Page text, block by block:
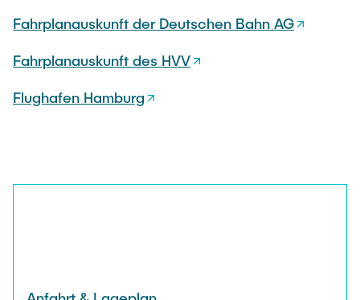
Fahrplanauskunft der Deutschen Bahn AG
Fahrplanauskunft des HVV
Flughafen Hamburg